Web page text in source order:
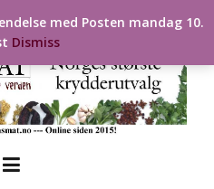
med Posten mandag 10.
Dismiss